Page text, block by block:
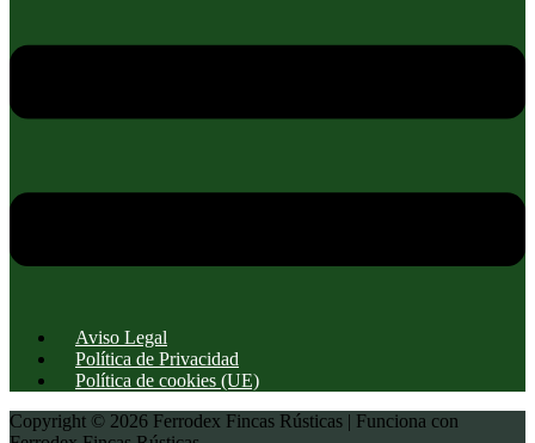
Aviso Legal
Política de Privacidad
Política de cookies (UE)
Copyright © 2026 Ferrodex Fincas Rústicas | Funciona con